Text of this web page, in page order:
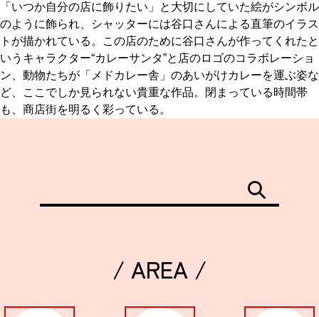
「いつか自分の店に飾りたい」と大切にしていた絵がシンボル
のように飾られ、シャッターには谷口さんによる直筆のイラス
トが描かれている。この店のために谷口さんが作ってくれたと
いうキャラクター“カレーサンタ”と店のロゴのコラボレーショ
ン、動物たちが「メドカレー舎」のあいがけカレーを運ぶ姿な
ど、ここでしか見られない貴重な作品。閉まっている時間帯
も、商店街を明るく彩っている。
/ AREA /